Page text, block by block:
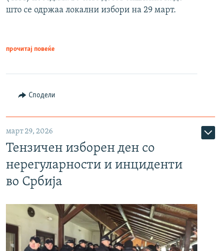
што се одржаа локални избори на 29 март.
прочитај повеќе
Сподели
март 29, 2026
Тензичен изборен ден со
нерегуларности и инциденти
во Србија